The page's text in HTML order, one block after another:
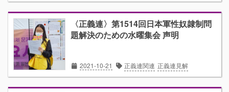
〈正義連〉第1514回日本軍性奴隷制問
題解決のための水曜集会 声明
2021-10-21 正義連関連 正義連見解